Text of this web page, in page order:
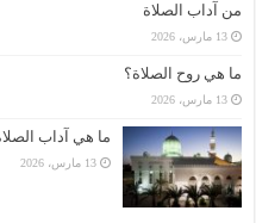
من آداب الصلاة
13 مارس، 2026
ما هي روح الصلاة؟
13 مارس، 2026
ما هي آداب
13 مارس، 2026